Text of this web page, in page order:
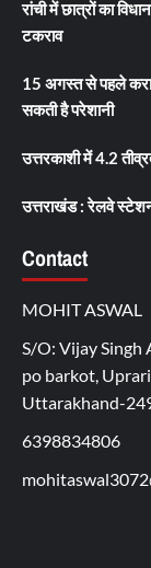
रांची में छात्रों का
टकराव
15 अगस्त से पहले
सकती है परेशानी
उत्तरकाशी में 4.2
उत्तराखंड : रेलवे
Contact
MOHIT ASWAL
S/O: Vijay Singh
po barkot,
Uttarakhand-
6398834806